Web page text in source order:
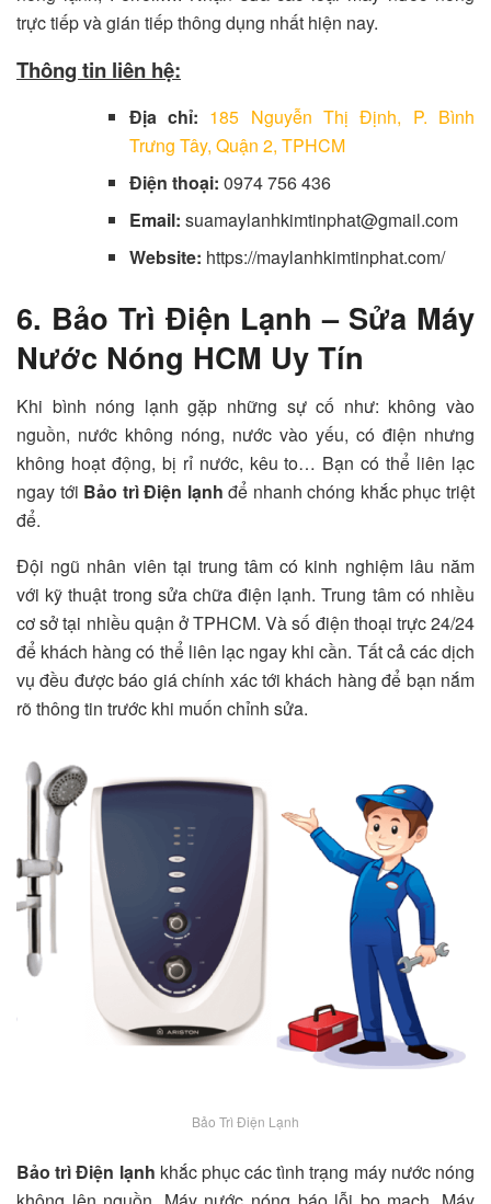
trực tiếp và gián tiếp thông dụng nhất hiện nay.
Thông tin liên hệ:
Địa chỉ: 185 Nguyễn Thị Định, P. Bình
Trưng Tây, Quận 2, TPHCM
Điện thoại: 0974 756 436
Email: suamaylanhkimtinphat@gmail.com
Website: https://maylanhkimtinphat.com/
6. Bảo Trì Điện Lạnh – Sửa Máy
Nước Nóng HCM Uy Tín
Khi bình nóng lạnh gặp những sự cố như: không vào
nguồn, nước không nóng, nước vào yếu, có điện nhưng
không hoạt động, bị rỉ nước, kêu to… Bạn có thể liên lạc
ngay tới Bảo trì Điện lạnh để nhanh chóng khắc phục triệt
để.
Đội ngũ nhân viên tại trung tâm có kinh nghiệm lâu năm
với kỹ thuật trong sửa chữa điện lạnh. Trung tâm có nhiều
cơ sở tại nhiều quận ở TPHCM. Và số điện thoại trực 24/24
để khách hàng có thể liên lạc ngay khi cần. Tất cả các dịch
vụ đều được báo giá chính xác tới khách hàng để bạn nắm
rõ thông tin trước khi muốn chỉnh sửa.
Bảo Trì Điện Lạnh
Bảo trì Điện lạnh khắc phục các tình trạng máy nước nóng